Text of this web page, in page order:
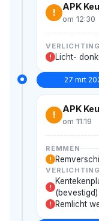
!
APK
om 12:30
VERLICHTING
! Licht-
27 mrt
!
APK
om 11:19
REMMEN
!
VERLICHTING
!
(bevestigd)
! Remlicht